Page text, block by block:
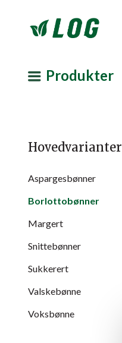
Produkter
Hovedvarianter
Aspargesbønner
Borlottobønner
Margert
Snittebønner
Sukkerert
Valskebønne
Voksbønne